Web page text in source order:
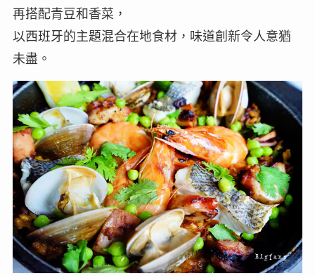
再搭配青豆和香菜，
以西班牙的主題混合在地食材，味道創新令人意猶
未盡。